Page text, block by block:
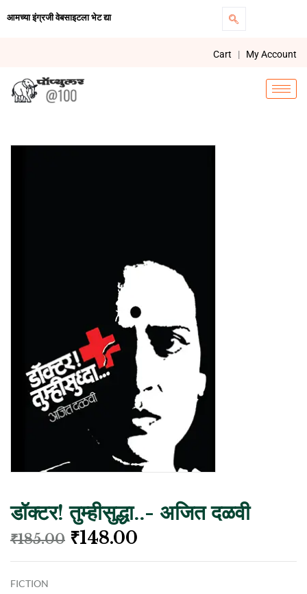
आमच्या इंग्रजी वेबसाइटला भेट द्या
Cart | My Account
डॉक्टर! तुम्हीसुद्धा..- अजित दळवी
₹185.00 ₹148.00
FICTION